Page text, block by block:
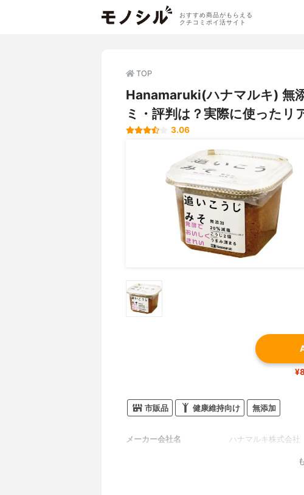
おすすめ商品がもらえる
クチコミポイ活サイト
TOP
Hanamaruki(ハナマルキ) 無
ミ・評判は？実際に使ったリ
3.06
市販品 健康維持向け 無添加
メーカー会社名 ハナマルキ株式会社